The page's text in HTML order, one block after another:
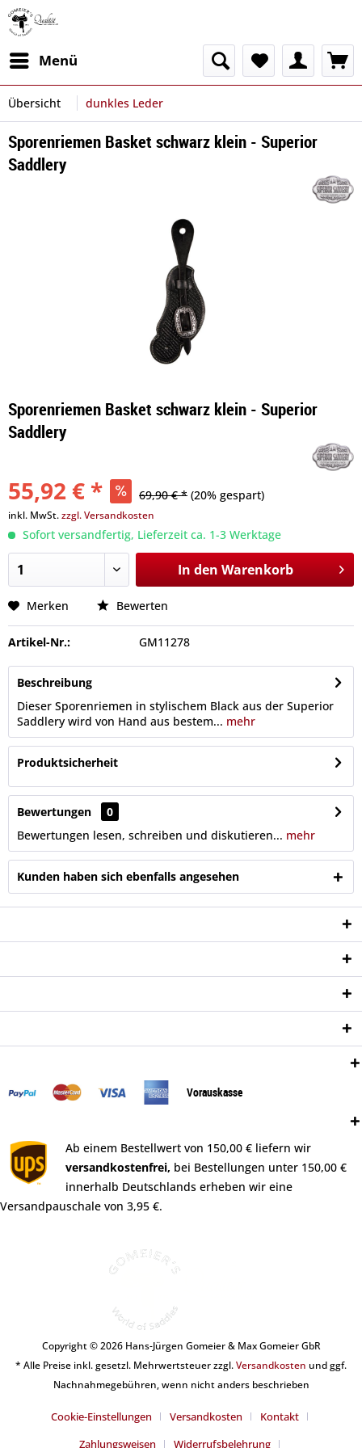
Menü
Übersicht dunkles Leder
Sporenriemen Basket schwarz klein - Superior
Saddlery
Sporenriemen Basket schwarz klein - Superior
Saddlery
55,92 € * 69,90 € * (20% gespart)
inkl. MwSt.zzgl. Versandkosten
Sofort versandfertig, Lieferzeit ca. 1-3 Werktage
In den Warenkorb
Merken Bewerten
Artikel-Nr.: GM11278
Beschreibung
Dieser Sporenriemen in stylischem Black aus der Superior
Saddlery wird von Hand aus bestem... mehr
Produktsicherheit
Bewertungen
0
Bewertungen lesen, schreiben und diskutieren... mehr
Kunden haben sich ebenfalls angesehen
Vorauskasse
Ab einem Bestellwert von 150,00 € liefern wir
versandkostenfrei, bei Bestellungen unter 150,00 €
innerhalb Deutschlands erheben wir eine
Versandpauschale von 3,95 €.
Copyright © 2026 Hans-Jürgen Gomeier & Max Gomeier GbR
* Alle Preise inkl. gesetzl. Mehrwertsteuer zzgl.Versandkosten und ggf.
Nachnahmegebühren, wenn nicht anders beschrieben
Cookie-Einstellungen Versandkosten
Kontakt
Zahlungsweisen
Widerrufsbelehrung